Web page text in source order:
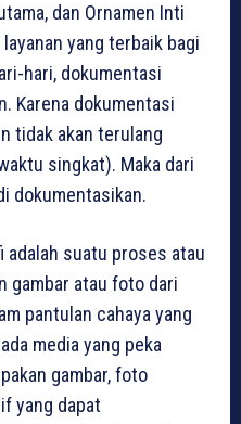
dan Ornamen Inti
yang terbaik bagi
hari, dokumentasi
Karena dokumentasi
tidak akan terulang
singkat). Maka dari
dokumentasikan.
suatu proses atau
gambar atau foto dari
pantulan cahaya yang
media yang peka
gambar, foto
yang dapat